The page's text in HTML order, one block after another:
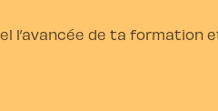
l’avancée de ta formation